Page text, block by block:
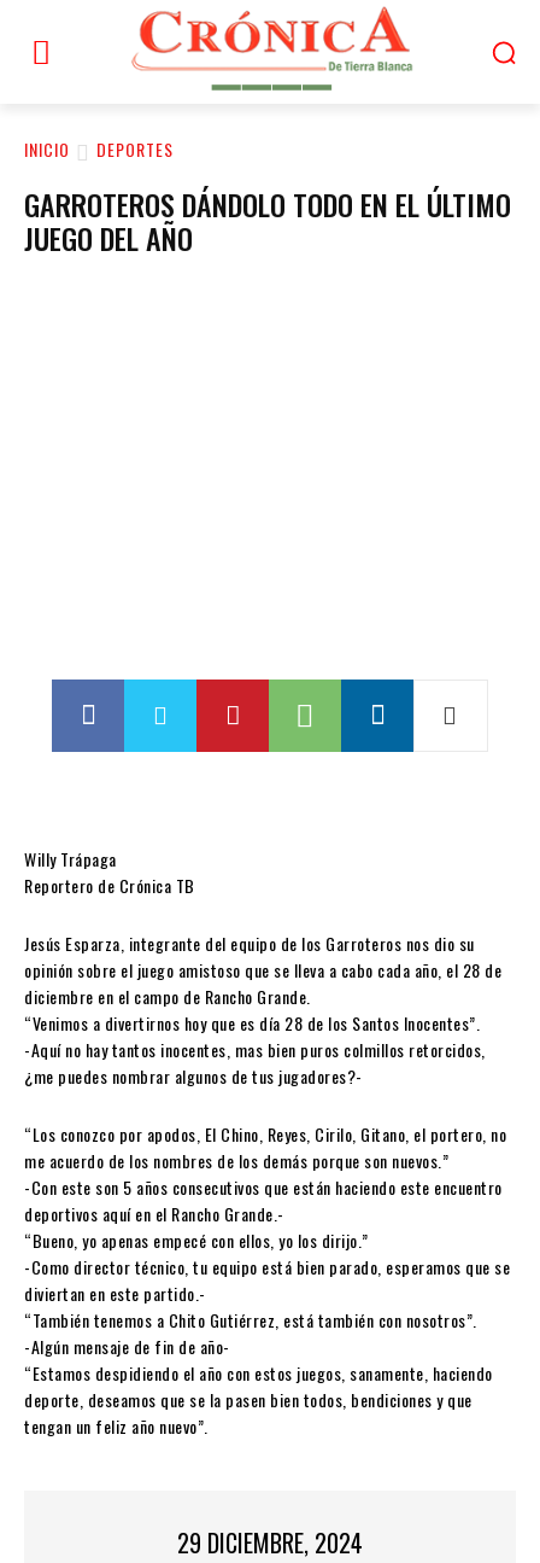
INICIO DEPORTES
GARROTEROS DÁNDOLO TODO EN EL ÚLTIMO
JUEGO DEL AÑO
Willy Trápaga
Reportero de Crónica TB
Jesús Esparza, integrante del equipo de los Garroteros nos dio su
opinión sobre el juego amistoso que se lleva a cabo cada año, el 28 de
diciembre en el campo de Rancho Grande.
“Venimos a divertirnos hoy que es día 28 de los Santos Inocentes”.
-Aquí no hay tantos inocentes, mas bien puros colmillos retorcidos,
¿me puedes nombrar algunos de tus jugadores?-
“Los conozco por apodos, El Chino, Reyes, Cirilo, Gitano, el portero, no
me acuerdo de los nombres de los demás porque son nuevos.”
-Con este son 5 años consecutivos que están haciendo este encuentro
deportivos aquí en el Rancho Grande.-
“Bueno, yo apenas empecé con ellos, yo los dirijo.”
-Como director técnico, tu equipo está bien parado, esperamos que se
diviertan en este partido.-
“También tenemos a Chito Gutiérrez, está también con nosotros”.
-Algún mensaje de fin de año-
“Estamos despidiendo el año con estos juegos, sanamente, haciendo
deporte, deseamos que se la pasen bien todos, bendiciones y que
tengan un feliz año nuevo”.
29 DICIEMBRE, 2024